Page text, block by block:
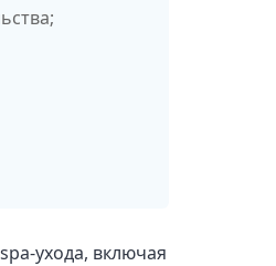
ухода, включая